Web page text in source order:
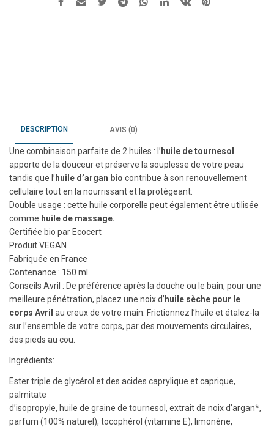
DESCRIPTION AVIS (0)
Une combinaison parfaite de 2 huiles : l’ huile de tournesol
apporte de la douceur et préserve la souplesse de votre peau
tandis que l’ huile d’argan bio contribue à son renouvellement
cellulaire tout en la nourrissant et la protégeant.
Double usage : cette huile corporelle peut également être utilisée
comme huile de massage.
Certifiée bio par Ecocert
Produit VEGAN
Fabriquée en France
Contenance : 150 ml
Conseils Avril : De préférence après la douche ou le bain, pour une
meilleure pénétration, placez une noix d’ huile sèche pour le
corps Avril au creux de votre main. Frictionnez l’huile et étalez-la
sur l’ensemble de votre corps, par des mouvements circulaires,
des pieds au cou.
Ingrédients:
Ester triple de glycérol et des acides caprylique et caprique,
palmitate
d’isopropyle, huile de graine de tournesol, extrait de noix d’argan*,
parfum (100% naturel), tocophérol (vitamine E), limonène,